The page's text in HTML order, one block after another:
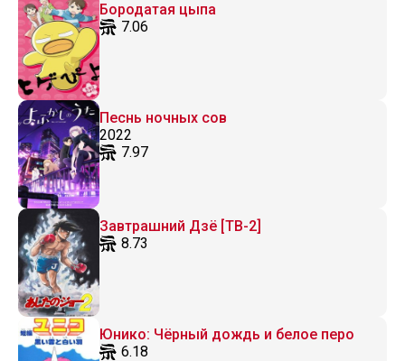
Бородатая цыпа
7.06
Песнь ночных сов
2022
7.97
Завтрашний Дзё [ТВ-2]
8.73
Юнико: Чёрный дождь и белое перо
6.18